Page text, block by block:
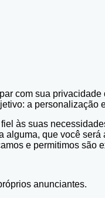
com sua
a personalização
às suas
que você
e permitimos são
anunciantes.